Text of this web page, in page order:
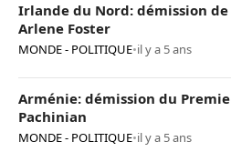
Irlande du Nord: démission
Arlene Foster
MONDE - POLITIQUE•il y a 5 ans
Arménie: démission du
Pachinian
MONDE - POLITIQUE•il y a 5 ans